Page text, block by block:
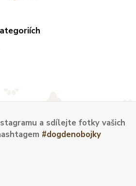
a sdílejte fotky vašich
#dogdenobojky